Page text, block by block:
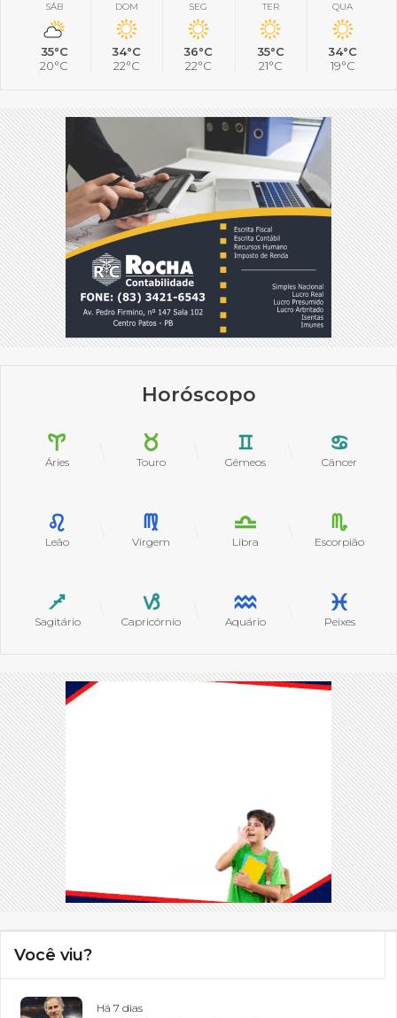
SÁB
35°C
20°C
DOM
34°C
22°C
SEG
36°C
22°C
TER
35°C
21°C
QUA
34°C
19°C
Horóscopo
Áries Touro Gêmeos Câncer
Leão Virgem Libra Escorpião
Sagitário Capricórnio Aquário Peixes
Você viu?
Há 7 dias